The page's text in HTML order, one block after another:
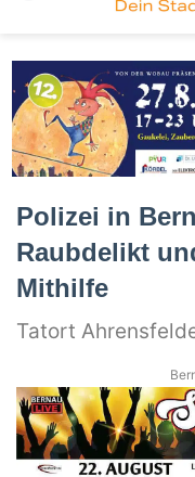
Polizei in
Raubdelikt
Mithilfe
Tatort